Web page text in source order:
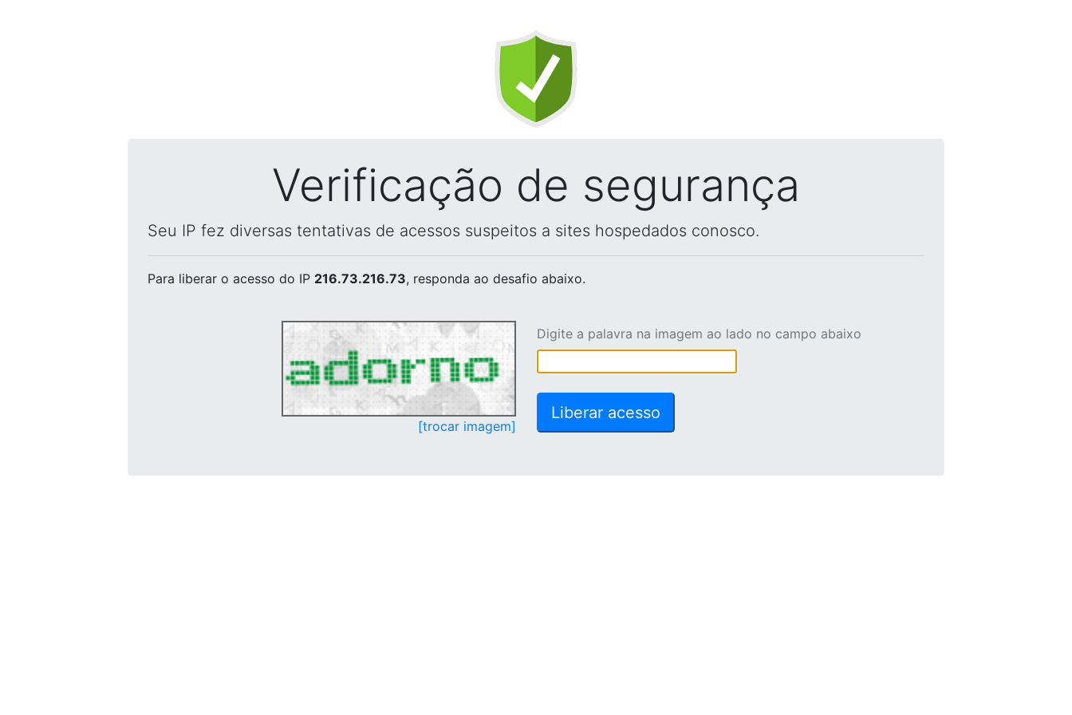
Verificação de segurança
Seu IP fez diversas tentativas de acessos suspeitos a sites hospedados conosco.
Para liberar o acesso do IP 216.73.216.73, responda ao desafio abaixo.
[trocar imagem]
Digite a palavra na imagem ao lado no campo abaixo